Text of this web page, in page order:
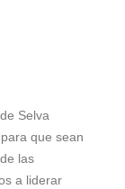
Selva
que sean
las
a liderar